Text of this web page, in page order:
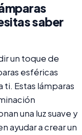
saber
un toque de
esféricas
Estas lámparas
una luz suave y
ayudar a crear un